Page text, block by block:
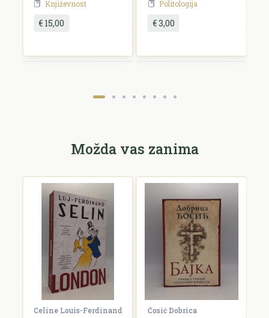
Pošalji recenziju
Književnost
€ 15,00
Politologija
€ 3,00
Možda vas zanima
Celine Louis-Ferdinand Ćosić Dobrica